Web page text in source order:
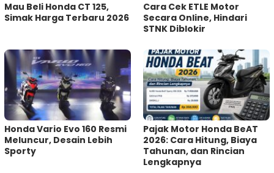
Mau Beli Honda CT 125,
Simak Harga Terbaru 2026
Cara Cek ETLE Motor
Secara Online, Hindari
STNK Diblokir
Honda Vario Evo 160 Resmi
Meluncur, Desain Lebih
Sporty
Pajak Motor Honda BeAT
2026: Cara Hitung, Biaya
Tahunan, dan Rincian
Lengkapnya